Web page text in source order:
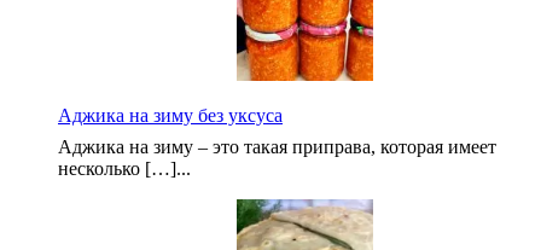
Аджика на зиму без уксуса
Аджика на зиму – это такая приправа, которая имеет
несколько […]...